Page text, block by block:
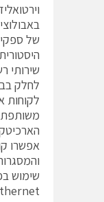
של
לחלק
לקוחות
אפשרו